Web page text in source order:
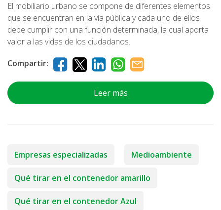
El mobiliario urbano se compone de diferentes elementos
que se encuentran en la vía pública y cada uno de ellos
debe cumplir con una función determinada, la cual aporta
valor a las vidas de los ciudadanos.
Compartir:
Leer más
Empresas especializadas Medioambiente
Qué tirar en el contenedor amarillo
Qué tirar en el contenedor Azul